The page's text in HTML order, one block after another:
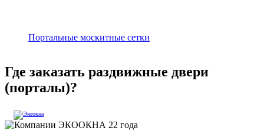
Портальные москитные сетки
Где заказать раздвижные двери
(порталы)?